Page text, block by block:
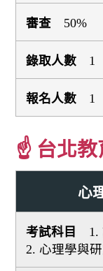
50%
1
1
☝ 台北教
心
1.
2. 心理學與